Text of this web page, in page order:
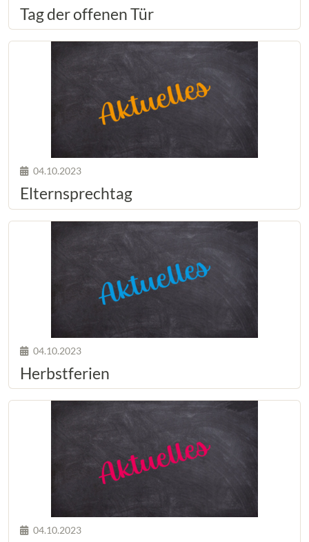
Tag der offenen Tür
04.10.2023
Elternsprechtag
04.10.2023
Herbstferien
04.10.2023